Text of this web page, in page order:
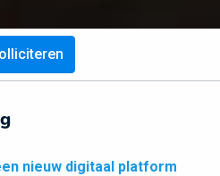
nieuw digitaal platform